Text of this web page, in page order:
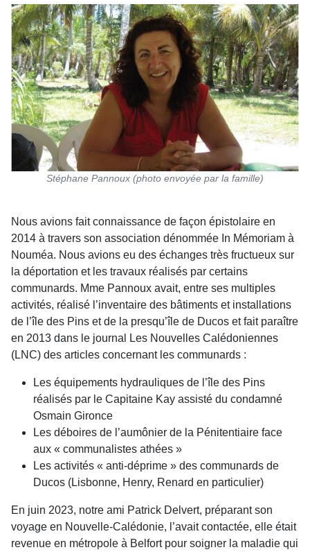
Stéphane Pannoux (photo envoyée par la famille)
Nous avions fait connaissance de façon épistolaire en
2014 à travers son association dénommée In Mémoriam à
Nouméa. Nous avions eu des échanges très fructueux sur
la déportation et les travaux réalisés par certains
communards. Mme Pannoux avait, entre ses multiples
activités, réalisé l’inventaire des bâtiments et installations
de l’île des Pins et de la presqu’île de Ducos et fait paraître
en 2013 dans le journal Les Nouvelles Calédoniennes
(LNC) des articles concernant les communards :
Les équipements hydrauliques de l’île des Pins
réalisés par le Capitaine Kay assisté du condamné
Osmain Gironce
Les déboires de l’aumônier de la Pénitentiaire face
aux « communalistes athées »
Les activités « anti-déprime » des communards de
Ducos (Lisbonne, Henry, Renard en particulier)
En juin 2023, notre ami Patrick Delvert, préparant son
voyage en Nouvelle-Calédonie, l’avait contactée, elle était
revenue en métropole à Belfort pour soigner la maladie qui